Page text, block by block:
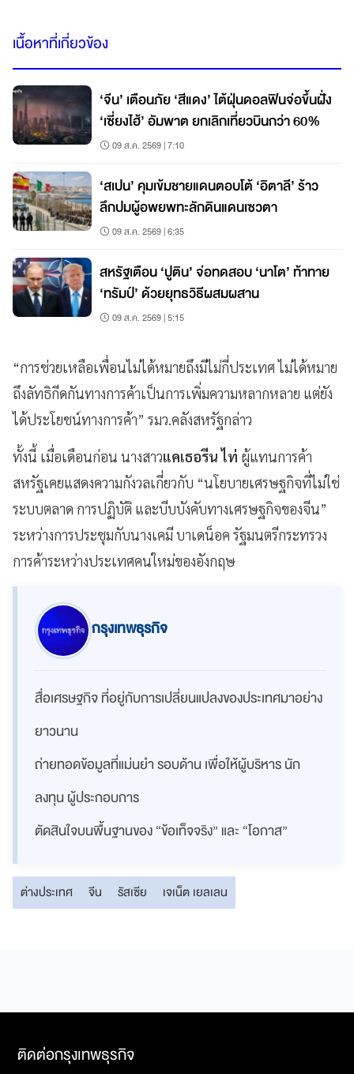
เนื้อหาที่เกี่ยวข้อง
‘จีน’ เตือนภัย ‘สีแดง’ ไต้ฝุ่นดอลฟินจ่อขึ้นฝั่ง
‘เซี่ยงไฮ้’ อัมพาต ยกเลิกเที่ยวบินกว่า 60%
09 ส.ค. 2569 | 7:10
‘สเปน’ คุมเข้มชายแดนตอบโต้ ‘อิตาลี’ ร้าว
ลึกปมผู้อพยพทะลักดินแดนเซวตา
09 ส.ค. 2569 | 6:35
สหรัฐเตือน ‘ปูติน’ จ่อทดสอบ ‘นาโต’ ท้าทาย
‘ทรัมป์’ ด้วยยุทธวิธีผสมผสาน
09 ส.ค. 2569 | 5:15
“การช่วยเหลือเพื่อนไม่ได้หมายถึงมีไม่กี่ประเทศ ไม่ได้หมาย
ถึงลัทธิกีดกันทางการค้าเป็นการเพิ่มความหลากหลาย แต่ยัง
ได้ประโยชน์ทางการค้า” รมว.คลังสหรัฐกล่าว
ทั้งนี้ เมื่อเดือนก่อน นางสาวแคเธอรีน ไท่ ผู้แทนการค้า
สหรัฐเคยแสดงความกังวลเกี่ยวกับ “นโยบายเศรษฐกิจที่ไม่ใช่
ระบบตลาด การปฏิบัติ และบีบบังคับทางเศรษฐกิจของจีน”
ระหว่างการประชุมกับนางเคมี บาเดน็อค รัฐมนตรีกระทรวง
การค้าระหว่างประเทศคนใหม่ของอังกฤษ
กรุงเทพธุรกิจ
สื่อเศรษฐกิจ ที่อยู่กับการเปลี่ยนแปลงของประเทศมาอย่าง
ยาวนาน
ถ่ายทอดข้อมูลที่แม่นยำ รอบด้าน เพื่อให้ผู้บริหาร นัก
ลงทุน ผู้ประกอบการ
ตัดสินใจบนพื้นฐานของ “ข้อเท็จจริง” และ “โอกาส”
ต่างประเทศ จีน รัสเซีย เจเน็ต เยลเลน
ติดต่อกรุงเทพธุรกิจ